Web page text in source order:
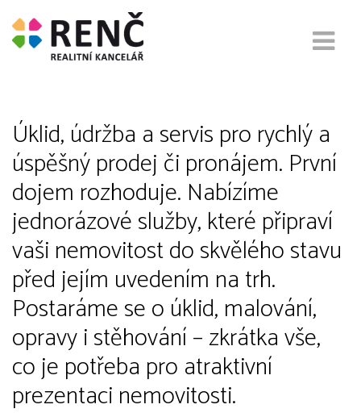
Příprava nemovitosti k prodeji
Úklid, údržba a servis pro rychlý a
úspěšný prodej či pronájem. První
dojem rozhoduje. Nabízíme
jednorázové služby, které připraví
vaši nemovitost do skvělého stavu
před jejím uvedením na trh.
Postaráme se o úklid, malování,
opravy i stěhování – zkrátka vše,
co je potřeba pro atraktivní
prezentaci nemovitosti.